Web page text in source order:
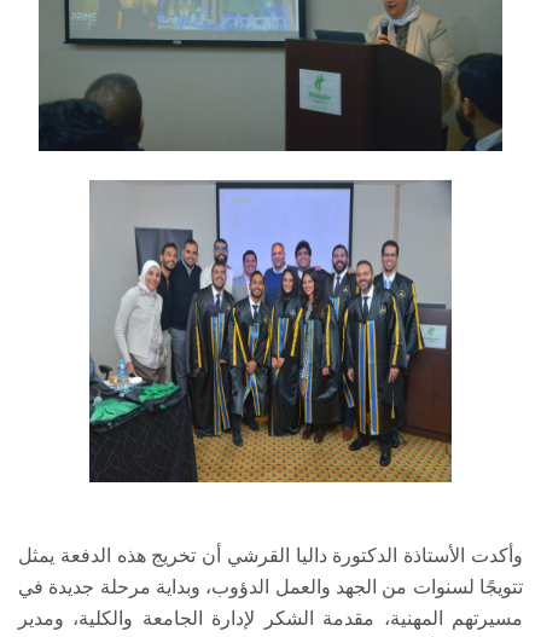
وأكدت الأستاذة الدكتورة داليا القرشي أن تخريج هذه الدفعة يمثل
تتويجًا لسنوات من الجهد والعمل الدؤوب، وبداية مرحلة جديدة في
مسيرتهم المهنية، مقدمة الشكر لإدارة الجامعة والكلية، ومدير